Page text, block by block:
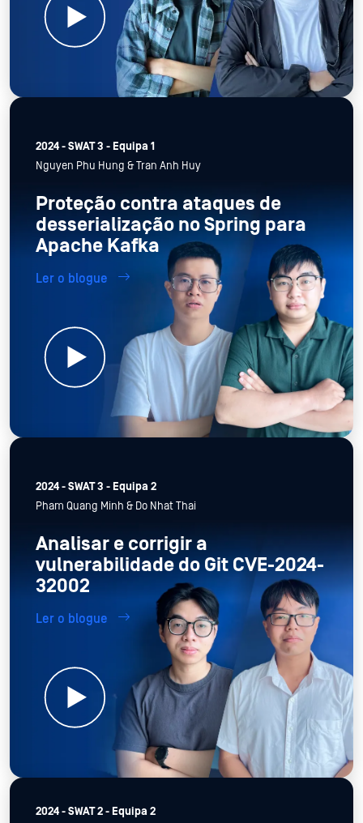
2024 - SWAT 3 - Equipa 1
Nguyen Phu Hung & Tran Anh Huy
Proteção contra ataques de
desserialização no Spring para
Apache Kafka
Ler o blogue
2024 - SWAT 3 - Equipa 2
Pham Quang Minh & Do Nhat Thai
Analisar e corrigir a
vulnerabilidade do Git CVE-2024-
32002
Ler o blogue
2024 - SWAT 2 - Equipa 2